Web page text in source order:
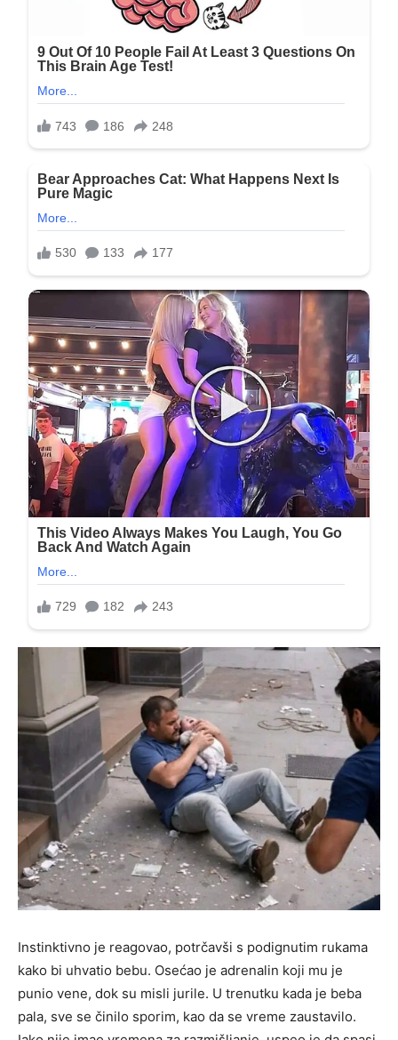
Instinktivno je reagovao, potrčavši s podignutim rukama
kako bi uhvatio bebu. Osećao je adrenalin koji mu je
punio vene, dok su misli jurile. U trenutku kada je beba
pala, sve se činilo sporim, kao da se vreme zaustavilo.